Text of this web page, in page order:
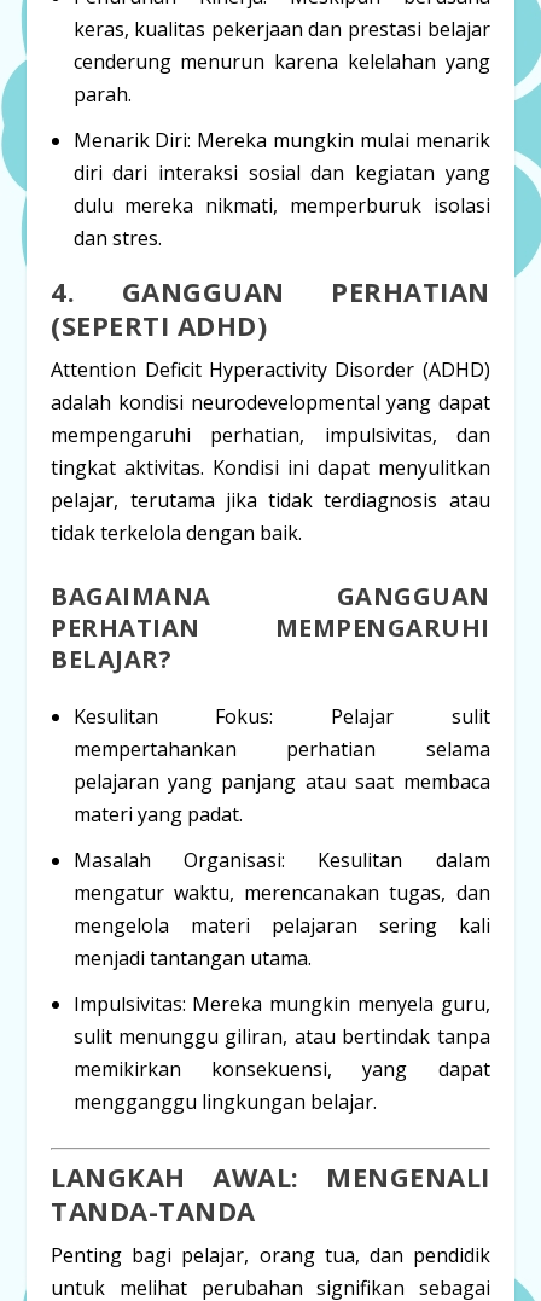
keras, kualitas pekerjaan dan prestasi belajar
cenderung menurun karena kelelahan yang
parah.
Menarik Diri: Mereka mungkin mulai menarik
diri dari interaksi sosial dan kegiatan yang
dulu mereka nikmati, memperburuk isolasi
dan stres.
4. GANGGUAN PERHATIAN
(SEPERTI ADHD)
Attention Deficit Hyperactivity Disorder (ADHD)
adalah kondisi neurodevelopmental yang dapat
mempengaruhi perhatian, impulsivitas, dan
tingkat aktivitas. Kondisi ini dapat menyulitkan
pelajar, terutama jika tidak terdiagnosis atau
tidak terkelola dengan baik.
BAGAIMANA GANGGUAN
PERHATIAN MEMPENGARUHI
BELAJAR?
Kesulitan Fokus: Pelajar sulit
mempertahankan perhatian selama
pelajaran yang panjang atau saat membaca
materi yang padat.
Masalah Organisasi: Kesulitan dalam
mengatur waktu, merencanakan tugas, dan
mengelola materi pelajaran sering kali
menjadi tantangan utama.
Impulsivitas: Mereka mungkin menyela guru,
sulit menunggu giliran, atau bertindak tanpa
memikirkan konsekuensi, yang dapat
mengganggu lingkungan belajar.
LANGKAH AWAL: MENGENALI
TANDA-TANDA
Penting bagi pelajar, orang tua, dan pendidik
untuk melihat perubahan signifikan sebagai